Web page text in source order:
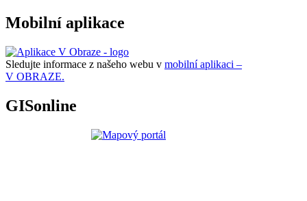
Mobilní aplikace
Sledujte informace z našeho webu v mobilní aplikaci –
V OBRAZE.
GISonline